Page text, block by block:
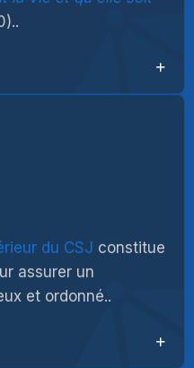
du CSJ constitue
assurer un
et ordonné..